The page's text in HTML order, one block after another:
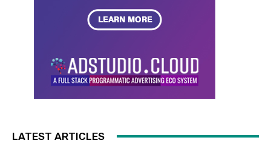
LATEST ARTICLES